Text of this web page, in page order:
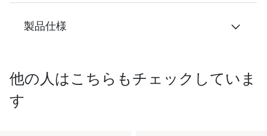
製品仕様
他の人はこちらもチェックしていま
す